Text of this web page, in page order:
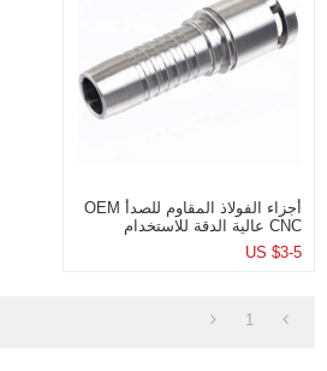
أجزاء الفولاذ المقاوم للصدأ OEM
CNC عالية الدقة للاستخدام
الصناعي
US $3-5
1